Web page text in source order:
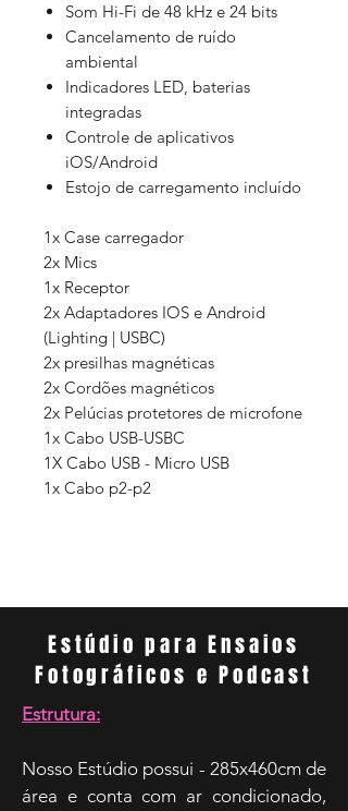
Som Hi-Fi de 48 kHz e 24 bits
Cancelamento de ruído
ambiental
Indicadores LED, baterias
integradas
Controle de aplicativos
iOS/Android
Estojo de carregamento incluído
1x Case carregador
2x Mics
1x Receptor
2x Adaptadores IOS e Android
(Lighting | USBC)
2x presilhas magnéticas
2x Cordões magnéticos
2x Pelúcias protetores de microfone
1x Cabo USB-USBC
1X Cabo USB - Micro USB
1x Cabo p2-p2
Estúdio para Ensaios
Fotográficos e Podcast
Estrutura:
Nosso Estúdio possui - 285x460cm de
área e conta com ar condicionado,